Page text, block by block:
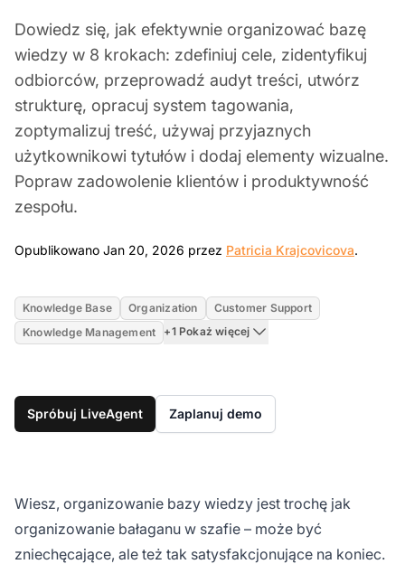
Dowiedz się, jak efektywnie organizować bazę
wiedzy w 8 krokach: zdefiniuj cele, zidentyfikuj
odbiorców, przeprowadź audyt treści, utwórz
strukturę, opracuj system tagowania,
zoptymalizuj treść, używaj przyjaznych
użytkownikowi tytułów i dodaj elementy wizualne.
Popraw zadowolenie klientów i produktywność
zespołu.
Opublikowano Jan 20, 2026 przez Patricia Krajcovicova.
Knowledge Base Organization
Customer Support
Knowledge Management
+1 Pokaż więcej
Spróbuj LiveAgent Zaplanuj demo
Wiesz, organizowanie bazy wiedzy jest trochę jak
organizowanie bałaganu w szafie – może być
zniechęcające, ale też tak satysfakcjonujące na koniec.